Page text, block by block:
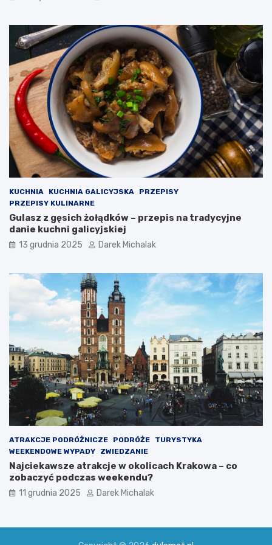
e
o
ś
ć
w
P
o
s
c
KUCHNIA KUCHNIA GALICYJSKA
PRZEPISY
PRZEPISY KULINARNE
Gulasz z gęsich żołądków – przepis na tradycyjne
danie kuchni galicyjskiej
13 grudnia 2025 Darek Michalak
ATRAKCJE PODRÓŻNICZE PODRÓŻE
TURYSTYKA
WEEKENDOWE WYPADY
ZWIEDZANIE
Najciekawsze atrakcje w okolicach Krakowa – co
zobaczyć podczas weekendu?
11 grudnia 2025 Darek Michalak